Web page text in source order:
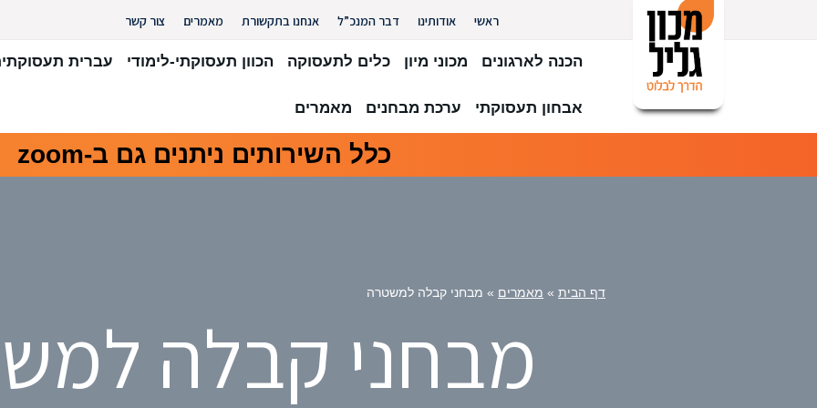
ראשי אודותינו דבר המנכ”ל אנחנו בתקשורת מאמרים צור קשר
הכנה לארגונים מכוני מיון כלים לתעסוקה הכוון תעסוקתי-לימודי עברית
אבחון תעסוקתי ערכת מבחנים מאמרים
כלל השירותים ניתנים גם ב-zoom
דף הבית » מאמרים » מבחני קבלה למשטרה
מבחני קבלה